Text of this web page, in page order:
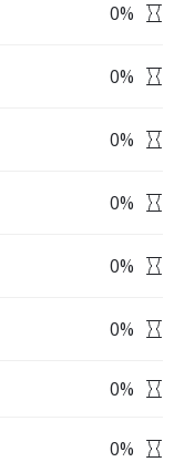
0%
0%
0%
0%
0%
0%
0%
0%